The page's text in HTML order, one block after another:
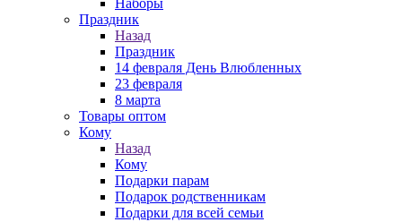
Наборы
Праздник
Назад
Праздник
14 февраля День Влюбленных
23 февраля
8 марта
Товары оптом
Кому
Назад
Кому
Подарки парам
Подарок родственникам
Подарки для всей семьи